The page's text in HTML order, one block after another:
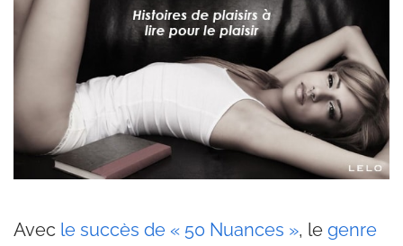
Avec le succès de « 50 Nuances », le genre